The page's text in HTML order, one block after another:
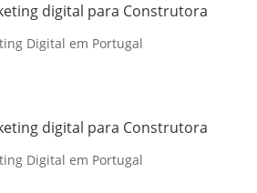
digital para Construtora
Digital em Portugal
digital para Construtora
Digital em Portugal